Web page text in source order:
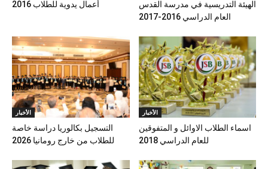
أعمال يدوية للطلاب 2016
الهيئة التدريسية في مدرسة القدس
العام الدراسي 2016-2017
الأخبار
التسجيل بكالوريا دراسة خاصة
للطلاب من خارج رومانيا 2026
الأخبار
اسماء الطلاب الاوائل و المتفوقين
للعام الدراسي 2018